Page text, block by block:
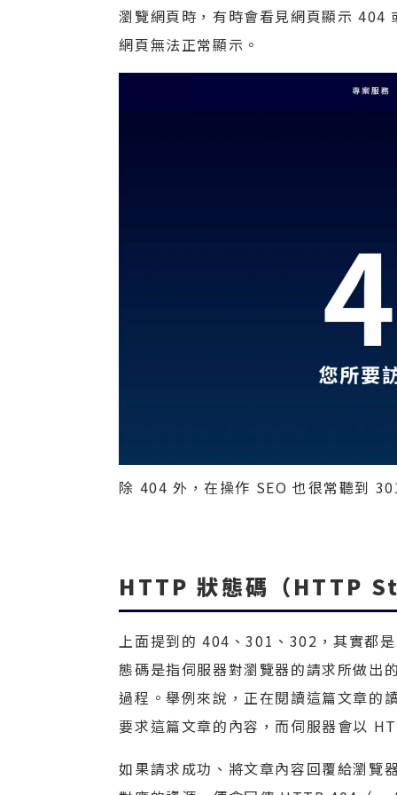
瀏覽網頁時，有時會看見網頁顯示
網頁無法正常顯示。
除 404 外，在操作 SEO 也很常聽到
HTTP 狀態碼（HTTP
上面提到的 404、301、302，其實
態碼是指伺服器對瀏覽器的請求所做出
過程。舉例來說，正在閱讀這篇文章的
要求這篇文章的內容，而伺服器會以
如果請求成功、將文章內容回覆給瀏